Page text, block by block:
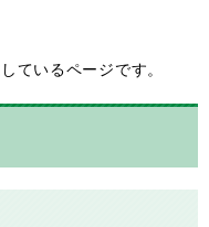
ているページです。